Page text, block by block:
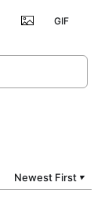
Newest First ▼